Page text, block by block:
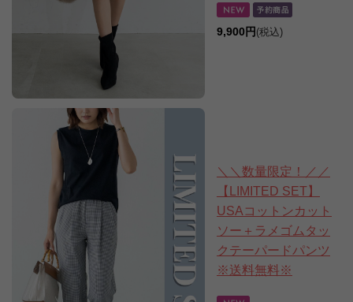
9,900円 (税込)
＼＼数量限定！／／
【LIMITED SET】
USAコットンカット
ソー＋ラメゴムタッ
クテーパードパンツ
※送料無料※